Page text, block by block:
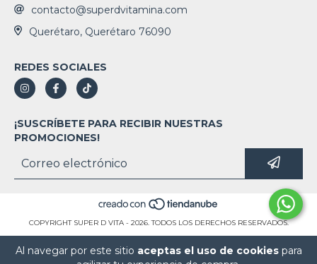
Al navegar por este sitio aceptas el uso de cookiespara
contacto@superdvitamina.com
Querétaro, Querétaro 76090
REDES SOCIALES
¡SUSCRÍBETE PARA RECIBIR NUESTRAS
PROMOCIONES!
COPYRIGHT SUPER D VITA - 2026. TODOS LOS DERECHOS RESERVADOS.